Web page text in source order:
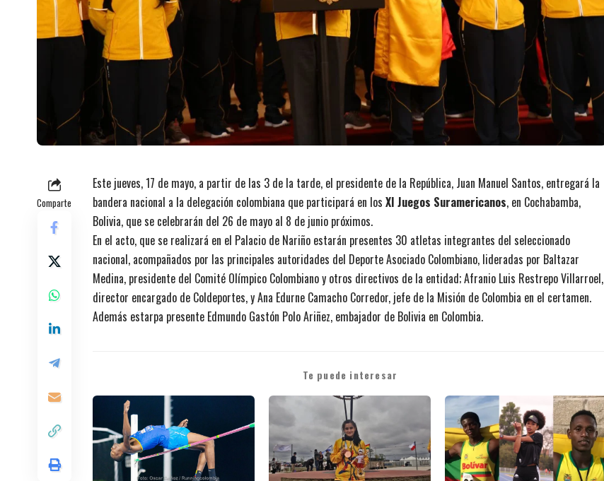
Comparte
Este jueves, 17 de mayo, a partir de las 3 de la tarde, el presidente de la República, Juan Manuel Santos, entregará la
bandera nacional a la delegación colombiana que participará en los XI Juegos Suramericanos, en Cochabamba,
Bolivia, que se celebrarán del 26 de mayo al 8 de junio próximos.
En el acto, que se realizará en el Palacio de Nariño estarán presentes 30 atletas integrantes del seleccionado
nacional, acompañados por las principales autoridades del Deporte Asociado Colombiano, lideradas por Baltazar
Medina, presidente del Comité Olímpico Colombiano y otros directivos de la entidad; Afranio Luis Restrepo Villarroel,
director encargado de Coldeportes, y Ana Edurne Camacho Corredor, jefe de la Misión de Colombia en el certamen.
Además estarpa presente Edmundo Gastón Polo Ariñez, embajador de Bolivia en Colombia.
Te puede interesar